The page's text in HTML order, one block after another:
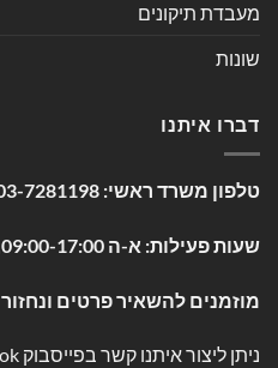
מעבדת תיקונים
שונות
דברו איתנו
טלפון משרד ראשי: 7281198
שעות פעילות: א-ה 09:00-17:00, ימי שישי 09:00-13:00
מוזמנים להשאיר פרטים
ניתן ליצור איתנו קשר בפייסבוק